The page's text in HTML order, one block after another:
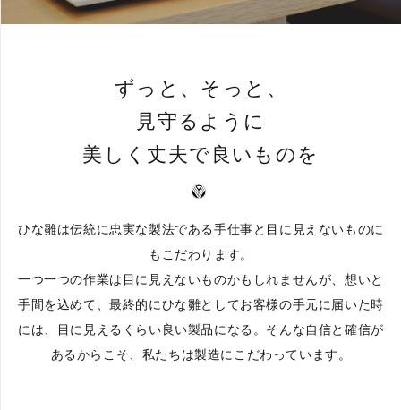
ずっと、そっと、
見守るように
美しく丈夫で良いものを
ひな雛は伝統に忠実な製法である手仕事と目に見えないものに
もこだわります。
一つ一つの作業は目に見えないものかもしれませんが、想いと
手間を込めて、最終的にひな雛としてお客様の手元に届いた時
には、目に見えるくらい良い製品になる。そんな自信と確信が
あるからこそ、私たちは製造にこだわっています。